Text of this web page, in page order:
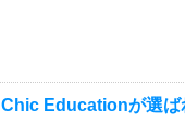
Chic Educationが選ば